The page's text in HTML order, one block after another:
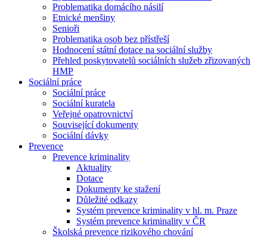
Problematika domácího násilí
Etnické menšiny
Senioři
Problematika osob bez přístřeší
Hodnocení státní dotace na sociální služby
Přehled poskytovatelů sociálních služeb zřizovaných
HMP
Sociální práce
Sociální práce
Sociální kuratela
Veřejné opatrovnictví
Související dokumenty
Sociální dávky
Prevence
Prevence kriminality
Aktuality
Dotace
Dokumenty ke stažení
Důležité odkazy
Systém prevence kriminality v hl. m. Praze
Systém prevence kriminality v ČR
Školská prevence rizikového chování